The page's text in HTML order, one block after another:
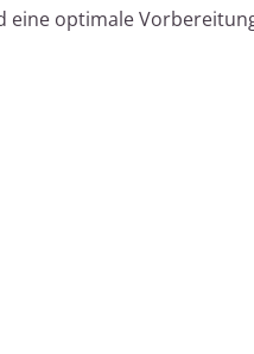
eine optimale